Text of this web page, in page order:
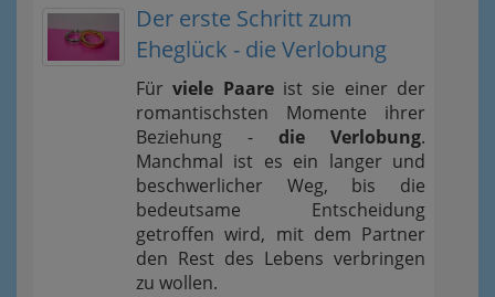
Der erste Schritt zum
Eheglück - die Verlobung
Fürviele Paareist sie einer der
romantischsten Momente ihrer
Beziehung - die Verlobung.
Manchmal ist es ein langer und
beschwerlicher Weg, bis die
bedeutsame Entscheidung
getroffen wird, mit dem Partner
den Rest des Lebens verbringen
zu wollen.